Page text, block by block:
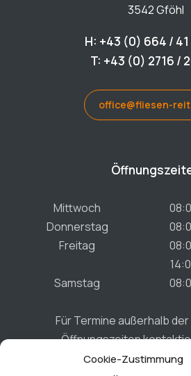
Cookie-Zustimmung
3542 Gföhl
H: +43 (0) 664 / 41
T: +43 (0) 2716 /
office@fliesen-
Mittwoch
Donnerstag
Freitag
Samstag
Für Termine außerhalb
Öffnungszeiten